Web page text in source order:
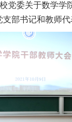
党委关于数学学
部书记和教师